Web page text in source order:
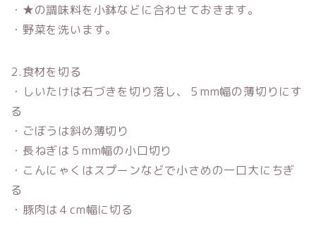
・★の調味料を小鉢などに合わせておきます。
・野菜を洗います。
2.食材を切る
・しいたけは石づきを切り落し、５mm幅の薄切りにす
る
・ごぼうは斜め薄切り
・長ねぎは５mm幅の小口切り
・こんにゃくはスプーンなどで小さめの一口大にちぎ
る
・豚肉は４cm幅に切る